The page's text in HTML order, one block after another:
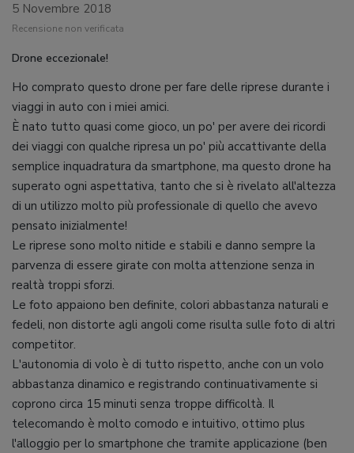
5 Novembre 2018
Recensione non verificata
Drone eccezionale!
Ho comprato questo drone per fare delle riprese durante i
viaggi in auto con i miei amici.
È nato tutto quasi come gioco, un po' per avere dei ricordi
dei viaggi con qualche ripresa un po' più accattivante della
semplice inquadratura da smartphone, ma questo drone ha
superato ogni aspettativa, tanto che si è rivelato all'altezza
di un utilizzo molto più professionale di quello che avevo
pensato inizialmente!
Le riprese sono molto nitide e stabili e danno sempre la
parvenza di essere girate con molta attenzione senza in
realtà troppi sforzi.
Le foto appaiono ben definite, colori abbastanza naturali e
fedeli, non distorte agli angoli come risulta sulle foto di altri
competitor.
L'autonomia di volo è di tutto rispetto, anche con un volo
abbastanza dinamico e registrando continuativamente si
coprono circa 15 minuti senza troppe difficoltà. Il
telecomando è molto comodo e intuitivo, ottimo plus
l'alloggio per lo smartphone che tramite applicazione (ben